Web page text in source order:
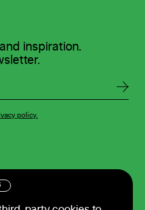
inspiration.
policy.